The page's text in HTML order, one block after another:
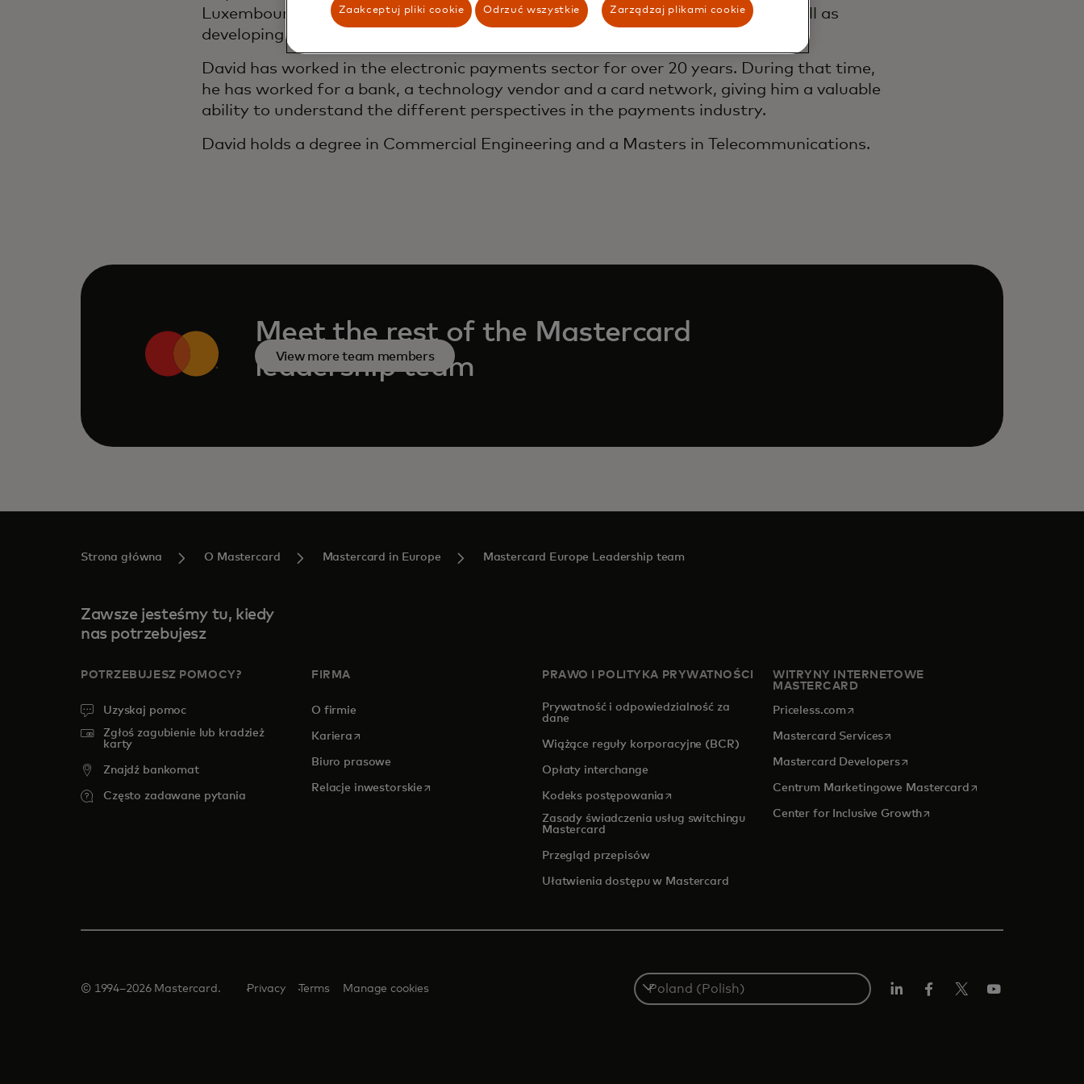
Luxembourg, which included close cooperation with financial institutions as well as
developing new solutions for retailers and cardholders.
David has worked in the electronic payments sector for over 20 years. During that time,
he has worked for a bank, a technology vendor and a card network, giving him a valuable
ability to understand the different perspectives in the payments industry.
David holds a degree in Commercial Engineering and a Masters in Telecommunications.
Meet the rest of the Mastercard
leadership team
View more team members
Strona główna O Mastercard Mastercard in Europe Mastercard Europe Leadership team
Zawsze jesteśmy tu, kiedy
nas potrzebujesz
POTRZEBUJESZ POMOCY?
Uzyskaj pomoc
Zgłoś zagubienie lub kradzież
karty
Znajdź bankomat
Często zadawane pytania
FIRMA
O firmie
Kariera opens in a new tab
Biuro prasowe
Relacje inwestorskie opens in a new tab
PRAWO I POLITYKA PRYWATNOŚCI
Prywatność i odpowiedzialność za
dane
Wiążące reguły korporacyjne (BCR)
Opłaty interchange
Kodeks postępowania opens in a new tab
Zasady świadczenia usług switchingu
Mastercard
Przegląd przepisów
Ułatwienia dostępu w Mastercard
WITRYNY INTERNETOWE
MASTERCARD
Priceless.com opens in a new tab
Mastercard Servicesopens in a new tab
Mastercard Developersopens in a new tab
Centrum Marketingowe Mastercardopens in a new tab
Center for Inclusive Growthopens in a new tab
© 1994–2026 Mastercard. Privacy Terms Manage cookies
Select
a
country
Zaakceptuj pliki cookie Odrzuć wszystkie Zarządzaj plikami cookie